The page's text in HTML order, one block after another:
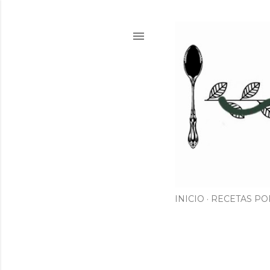
INICIO RECETAS